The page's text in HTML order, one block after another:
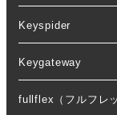
Keyspider
Keygateway
fullflex（フルフレ